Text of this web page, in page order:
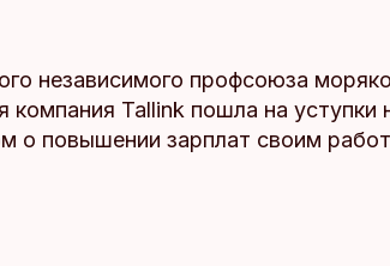
независимого профсоюза
Tallink пошла на уступки
о повышении зарплат своим